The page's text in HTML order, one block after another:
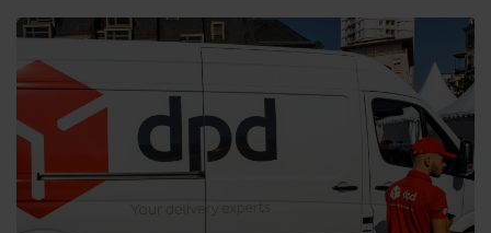
względu pod Łodzią uruchomiono nowe centrum
transportowo-logistyczne. Innowacyjny hub
drobnicowy i sortownia to już piąty taki obiekt DPD w